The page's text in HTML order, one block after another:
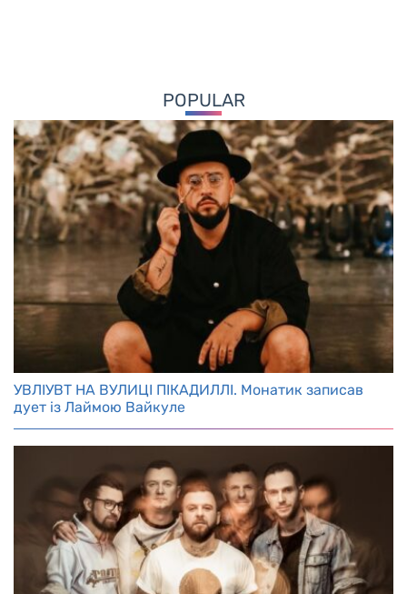
POPULAR
УВЛІУВТ НА ВУЛИЦІ ПІКАДИЛЛІ. Монатик записав
дует із Лаймою Вайкуле